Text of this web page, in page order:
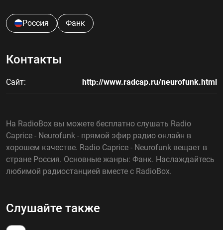
Конфиденциальность
Россия Фанк
Контакты
Сайт: http://www.radcap.ru/neurofunk.html
На RadioBox вы можете бесплатно слушать Radio
Caprice - Neurofunk - прямой эфир радио онлайн в
хорошем качестве. Radio Caprice - Neurofunk вещает в
стране Россия. Основные жанры: Фанк. Наслаждайтесь
любимой радиостанцией вместе с RadioBox.
Слушайте также